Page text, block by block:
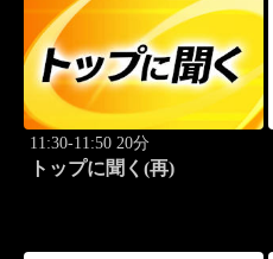
11:30-11:50 20分
トップに聞く(再)